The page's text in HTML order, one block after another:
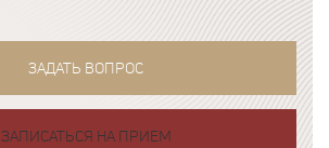
ЗАДАТЬ ВОПРОС
ЗАПИСАТЬСЯ НА ПРИЕМ